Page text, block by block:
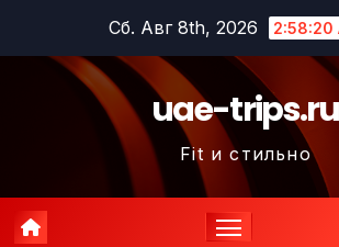
содержимому
Сб. Авг 8th, 2026 2:58:21
uae-trips.ru
Fit и стильно